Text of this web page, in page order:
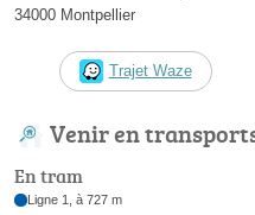
34000 Montpellier
Trajet Waze
Venir en
En tram
Ligne 1, à 727 m